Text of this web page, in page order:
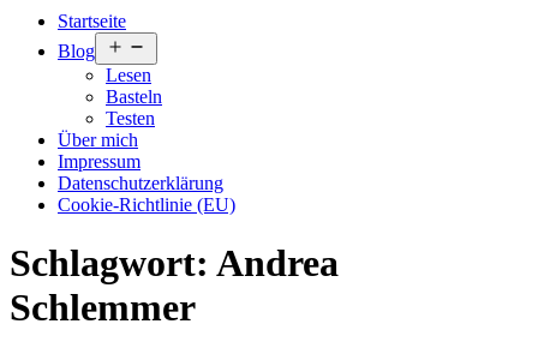
Startseite
Blog
öffnen
Lesen
Basteln
Testen
Über mich
Impressum
Datenschutzerklärung
Cookie-Richtlinie (EU)
Schlagwort: Andrea
Schlemmer